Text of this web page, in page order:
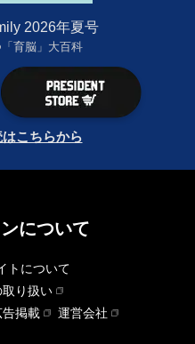
2026年夏号
育脳」大百科
こちらから
について
トについて
り扱い
告掲載
運営会社